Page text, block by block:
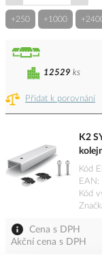
+250 +1000
Přidat k porovnání
12529 ks
K2
Kód
EAN
Kód
Cena s DPH
Akční cena s DPH